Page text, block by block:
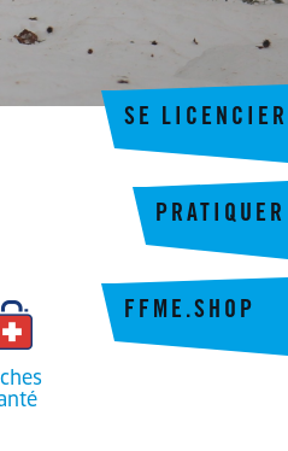
SE LICENCIER
FFME.SHOP
PRATIQUER